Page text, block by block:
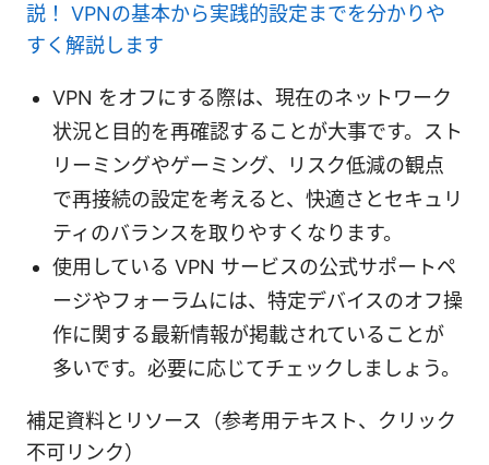
説！ VPNの基本から実践的設定までを分かりや
すく解説します
VPN をオフにする際は、現在のネットワーク
状況と目的を再確認することが大事です。スト
リーミングやゲーミング、リスク低減の観点
で再接続の設定を考えると、快適さとセキュリ
ティのバランスを取りやすくなります。
使用している VPN サービスの公式サポートペ
ージやフォーラムには、特定デバイスのオフ操
作に関する最新情報が掲載されていることが
多いです。必要に応じてチェックしましょう。
補足資料とリソース（参考用テキスト、クリック
不可リンク）